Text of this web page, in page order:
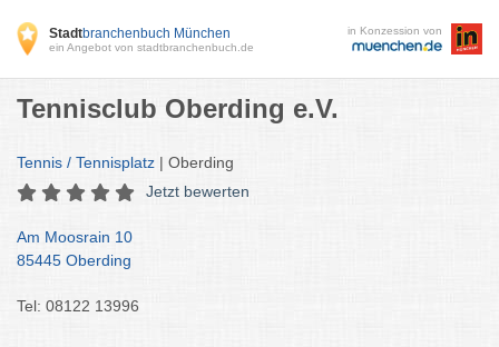
Stadtbranchenbuch München
ein Angebot von stadtbranchenbuch.de
in Konzession von
Tennisclub Oberding e.V.
Tennis / Tennisplatz | Oberding
Jetzt bewerten
Am Moosrain 10
85445 Oberding
Tel: 08122 13996